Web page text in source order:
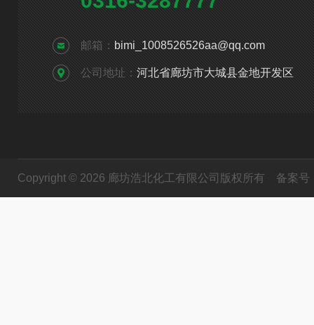
邮箱： bimi_1008526526aa@qq.com
公司地址： 河北省廊坊市大城县金地开发区
Copyright © 2026 廊坊浩北化工有限公司版权所有 备案号